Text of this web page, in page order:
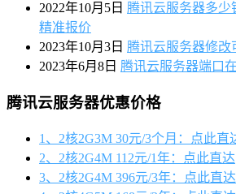
2022年10月5日 腾讯云服务器多
精准报价
2023年10月3日 腾讯云服务器修改
2023年6月8日 腾讯云服务器端口
腾讯云服务器优惠价格
1、2核2G3M 30元/3个月：点此直
2、2核2G4M 112元/1年：点此直达
3、2核2G4M 396元/3年：点此直达